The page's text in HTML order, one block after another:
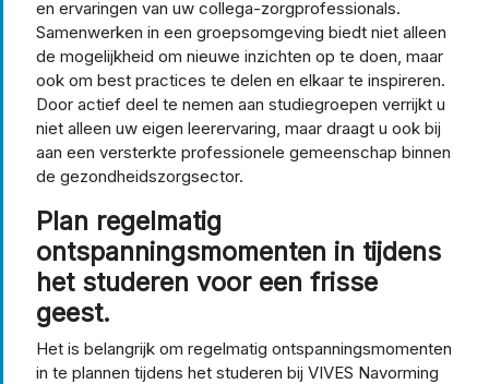
en ervaringen van uw collega-zorgprofessionals.
Samenwerken in een groepsomgeving biedt niet alleen
de mogelijkheid om nieuwe inzichten op te doen, maar
ook om best practices te delen en elkaar te inspireren.
Door actief deel te nemen aan studiegroepen verrijkt u
niet alleen uw eigen leerervaring, maar draagt u ook bij
aan een versterkte professionele gemeenschap binnen
de gezondheidszorgsector.
Plan regelmatig
ontspanningsmomenten in tijdens
het studeren voor een frisse
geest.
Het is belangrijk om regelmatig ontspanningsmomenten
in te plannen tijdens het studeren bij VIVES Navorming